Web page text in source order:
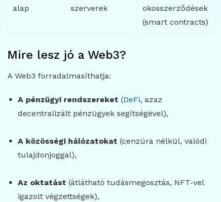
alap
szerverek
okosszerződések
(smart contracts)
Mire lesz jó a Web3?
A Web3 forradalmasíthatja:
A pénzügyi rendszereket (DeFi, azaz
decentralizált pénzügyek segítségével),
A közösségi hálózatokat (cenzúra nélkül, valódi
tulajdonjoggal),
Az oktatást (átlátható tudásmegosztás, NFT-vel
igazolt végzettségek),